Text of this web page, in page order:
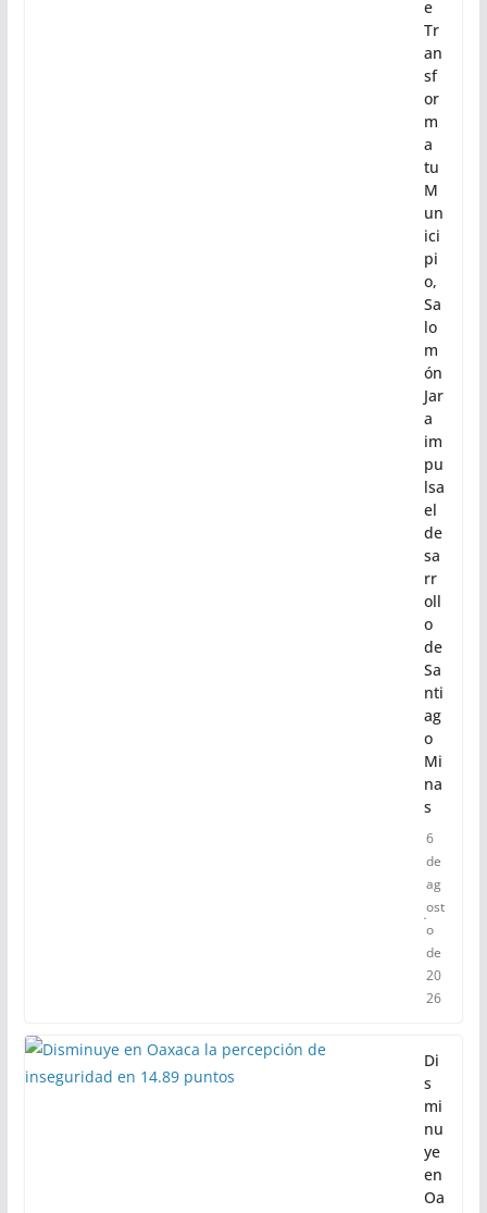
Co
n
Tr
ab
aj
o
qu
e
Tr
an
sf
or
m
a
tu
M
un
ici
pi
o,
Sa
lo
m
ón
Jar
a
im
pu
lsa
el
de
sa
rr
oll
o
de
Sa
nti
ag
o
Mi
na
s
6
ost
o
de
20
26